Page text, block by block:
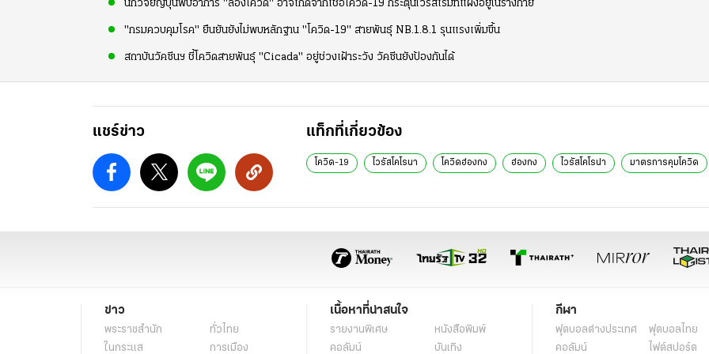
นักวิจัยญี่ปุ่นพบอาการ "ลองโควิด" อาจเกิดจากเชื้อโควิด-19 กระตุ้นไวรัสเริมที่แฝงอยู่ในร่างกาย
"กรมควบคุมโรค" ยืนยันยังไม่พบหลักฐาน "โควิด-19" สายพันธุ์ NB.1.8.1 รุนแรงเพิ่มขึ้น
สถาบันวัคซีนฯ ชี้โควิดสายพันธุ์ "Cicada" อยู่ช่วงเฝ้าระวัง วัคซีนยังป้องกันได้
แชร์ข่าว แท็กที่เกี่ยวข้อง
โควิด-19 ไวรัสโคโรนา โควิดฮ่องกง ฮ่องกง ไวรัสโคโรน่า มาตรการคุมโควิด
ข่าว
พระราชสำนัก
ทั่วไทย
ในกระแส
การเมือง
เนื้อหาที่น่าสนใจ
รายงานพิเศษ
หนังสือพิมพ์
คอลัมน์
บันเทิง
กีฬา
ฟุตบอลต่่างประเทศ
ฟุตบอลไทย
คอลัมน์
ไฟต์สปอร์ต